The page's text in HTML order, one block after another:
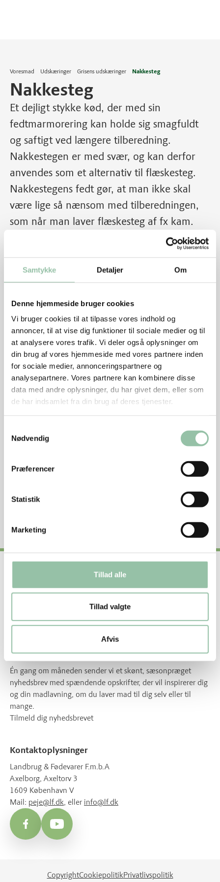
Samtykke Detaljer Om
Denne hjemmeside bruger cookies
Vi bruger cookies til at tilpasse vores indhold og
annoncer, til at vise dig funktioner til sociale medier og til
at analysere vores trafik. Vi deler også oplysninger om
din brug af vores hjemmeside med vores partnere inden
for sociale medier, annonceringspartnere og
analysepartnere. Vores partnere kan kombinere disse
data med andre oplysninger, du har givet dem, eller som
de har indsamlet fra din brug af deres tjenester.
Nødvendig
Præferencer
Statistik
Marketing
Tillad alle
Tillad valgte
Afvis
Voresmad Udskæringer Grisens udskæringer Nakkesteg
Nakkesteg
Et dejligt stykke kød, der med sin
fedtmarmorering kan holde sig smagfuldt
og saftigt ved længere tilberedning.
Nakkestegen er med svær, og kan derfor
anvendes som et alternativ til flæskesteg.
Nakkestegens fedt gør, at man ikke skal
være lige så nænsom med tilberedningen,
som når man laver flæskesteg af fx kam.
Skærevejledning
Grundtilberedningsanvisning på grill
Om os
Få inspiration og lækre opskrifter direkte i din
indbakke
Én gang om måneden sender vi et skønt, sæsonpræget
nyhedsbrev med spændende opskrifter, der vil inspirerer dig
og din madlavning, om du laver mad til dig selv eller til
mange.
Tilmeld dig nyhedsbrevet
Kontaktoplysninger
Landbrug & Fødevarer F.m.b.A
Axelborg, Axeltorv 3
1609 København V
Mail: peje@lf.dk, eller info@lf.dk
FacebookYouTube
CopyrightCookiepolitikPrivatlivspolitik